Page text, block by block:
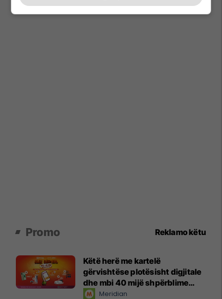
Promo Reklamo këtu
Këtë herë me kartelë
gërvishtëse plotësisht digjitale
dhe mbi 40 mijë shpërblime
instant!Meridian